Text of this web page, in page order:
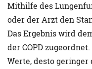
Mithilfe des
oder der Arzt den
Das Ergebnis wird
der COPD
Werte, desto